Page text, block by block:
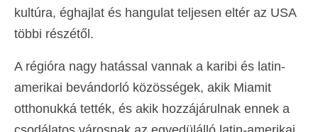
kultúra, éghajlat és hangulat teljesen eltér az USA
többi részétől.
A régióra nagy hatással vannak a karibi és latin-
amerikai bevándorló közösségek, akik Miamit
otthonukká tették, és akik hozzájárulnak ennek a